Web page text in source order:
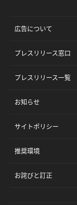
広告について
プレスリリース窓口
プレスリリース一覧
お知らせ
サイトポリシー
推奨環境
お詫びと訂正